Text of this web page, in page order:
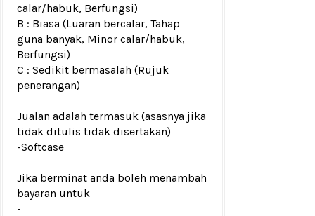
calar/habuk, Berfungsi)
B : Biasa (Luaran bercalar, Tahap
guna banyak, Minor calar/habuk,
Berfungsi)
C : Sedikit bermasalah (Rujuk
penerangan)
Jualan adalah termasuk (asasnya jika
tidak ditulis tidak disertakan)
-Softcase
Jika berminat anda boleh menambah
bayaran untuk
-